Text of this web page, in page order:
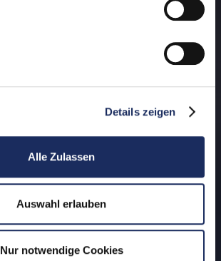
Details zeigen
Alle Zulassen
Auswahl erlauben
Nur notwendige Cookies